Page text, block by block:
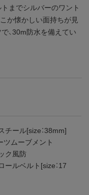
までシルバーのワント
か懐かしい面持ちが見
、30m防水を備えてい
チール[size：38mm]
ツムーブメント
ク風防
ールベルト[size：17